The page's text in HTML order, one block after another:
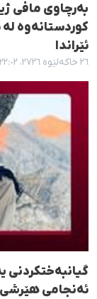
بەرچاوی مافی
کوردستانەوە
ئێراندا
٢٦ خاکەلێوە ٢٧٢٦، ٢٢:٠٢
گیانبەختکردنی
ئەنجامی هێرشی